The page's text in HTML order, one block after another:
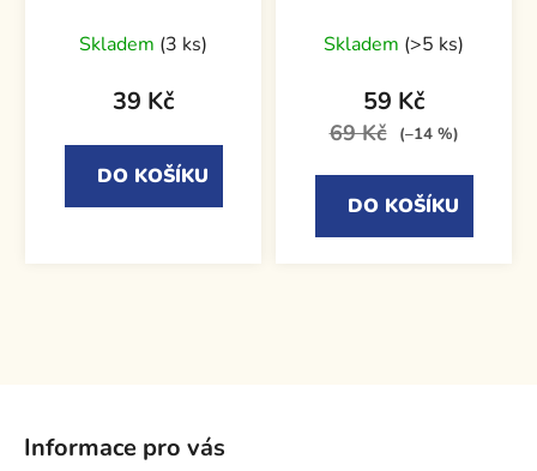
Skladem (3 ks)
39 Kč
DO KOŠÍKU
Skladem (>5 ks)
59 Kč
69 Kč (–14 %)
DO KOŠÍKU
Informace pro vás